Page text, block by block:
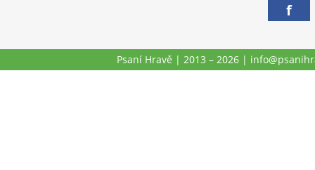
f
Psaní Hravě | 2013 – 2026 |